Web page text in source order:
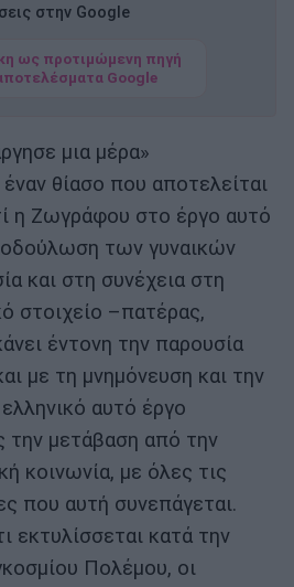
στην Google
ως προτιμώμενη πηγή
Google
μια μέρα»
θίασο που αποτελείται
η Ζωγράφου στο έργο αυτό
των γυναικών
και στη συνέχεια στη
στοιχείο –πατέρας,
έντονη την παρουσία
με τη μνημόνευση και την
αυτό έργο
την μετάβαση από την
κοινωνία, με όλες τις
που αυτή συνεπάγεται.
εκτυλίσσεται κατά την
Πολέμου, οι